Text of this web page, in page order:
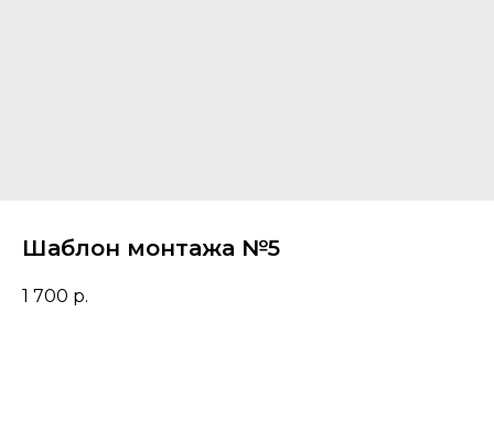
Шаблон монтажа №5
1 700 р.